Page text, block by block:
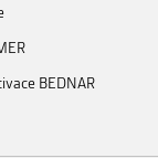
BEDNAR